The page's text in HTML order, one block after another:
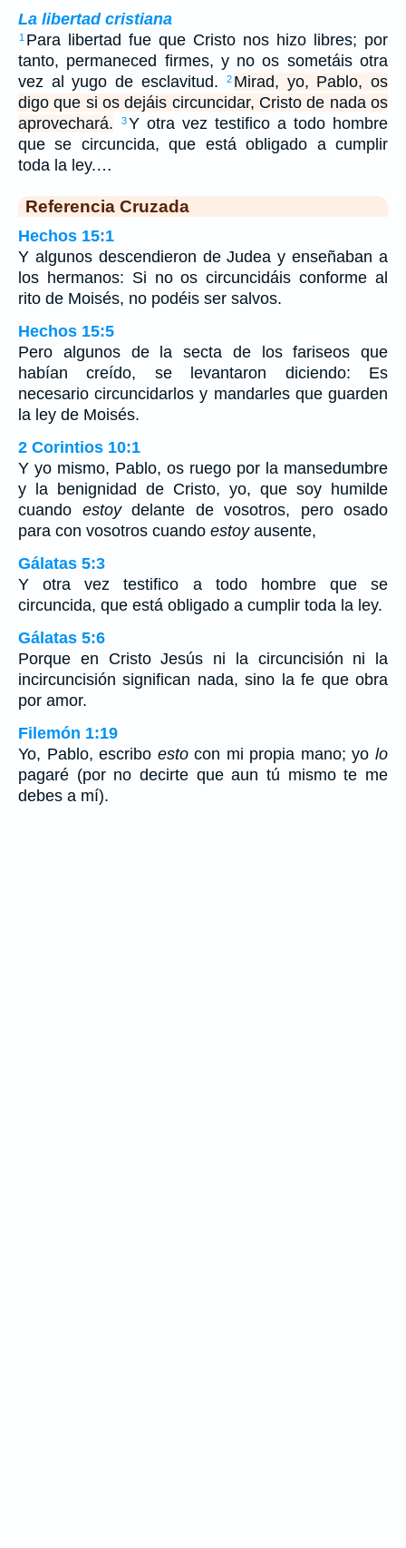
La libertad cristiana
1 Para libertad fue que Cristo nos hizo libres; por
tanto, permaneced firmes, y no os sometáis otra
vez al yugo de esclavitud.
2 Mirad, yo, Pablo, os
digo que si os dejáis circuncidar, Cristo de nada os
aprovechará.
3Y otra vez testifico a todo hombre
que se circuncida, que está obligado a cumplir
toda la ley.…
Referencia Cruzada
Hechos 15:1
Y algunos descendieron de Judea y enseñaban a
los hermanos: Si no os circuncidáis conforme al
rito de Moisés, no podéis ser salvos.
Hechos 15:5
Pero algunos de la secta de los fariseos que
habían creído, se levantaron diciendo: Es
necesario circuncidarlos y mandarles que guarden
la ley de Moisés.
2 Corintios 10:1
Y yo mismo, Pablo, os ruego por la mansedumbre
y la benignidad de Cristo, yo, que soy humilde
cuando estoydelante de vosotros, pero osado
para con vosotros cuando estoyausente,
Gálatas 5:3
Y otra vez testifico a todo hombre que se
circuncida, que está obligado a cumplir toda la ley.
Gálatas 5:6
Porque en Cristo Jesús ni la circuncisión ni la
incircuncisión significan nada, sino la fe que obra
por amor.
Filemón 1:19
Yo, Pablo, escribo estocon mi propia mano; yolo
pagaré (por no decirte que aun tú mismo te me
debes a mí).